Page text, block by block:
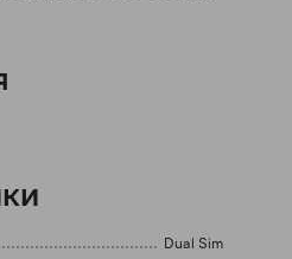
Dual Sim